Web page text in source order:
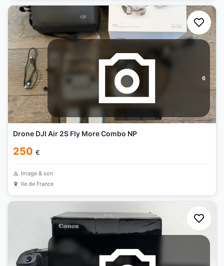
6
Drone DJI Air 2S Fly More Combo NP
250 €
Image & son
Ile de France